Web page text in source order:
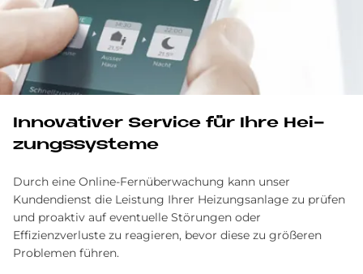
In­no­va­ti­ver Ser­vice für Ihre Hei­
zungs­sy­ste­me
Durch eine Online-Fernüberwachung kann unser
Kundendienst die Leistung Ihrer Heizungsanlage zu prüfen
und proaktiv auf eventuelle Störungen oder
Effizienzverluste zu reagieren, bevor diese zu größeren
Problemen führen.